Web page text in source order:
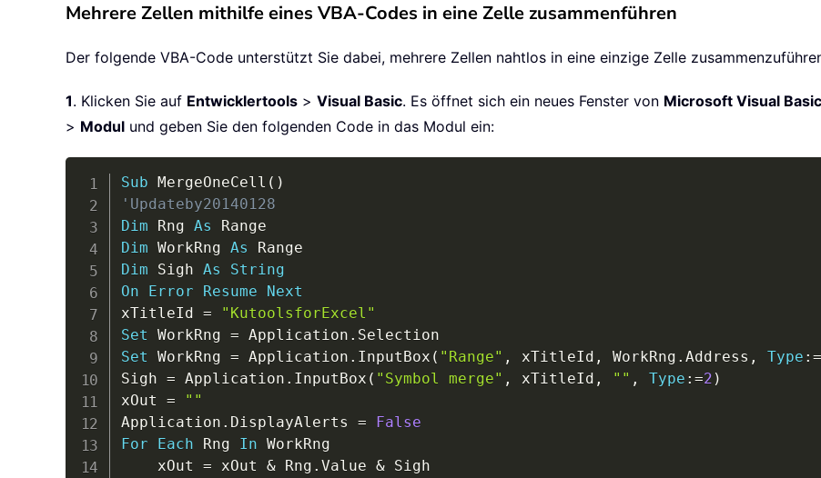
Mehrere Zellen mithilfe eines VBA-Codes in eine Zelle zusammenführen
Der folgende VBA-Code unterstützt Sie dabei, mehrere Zellen nahtlos in eine einzige Zelle
1. Klicken Sie auf Entwicklertools > Visual Basic. Es öffnet sich ein neues Fenster von Microsoft Visual
> Modul und geben Sie den folgenden Code in das Modul ein:
Sub MergeOneCell ( )
'Updateby20140128
Dim Rng As
Dim WorkRng As
Dim Sigh As
String
On
Error Resume
Next
xTitleId =
"KutoolsforExcel"
Set WorkRng = Application .
Set WorkRng = Application . InputBox ( "Range" , xTitleId , WorkRng . Address , Type : =
Sigh = Application . InputBox ( "Symbol merge" , xTitleId , "" , Type : =2 )
xOut =
""
Application . DisplayAlerts =
False
For
Each Rng In WorkRng
    xOut
= xOut & Rng . Value &